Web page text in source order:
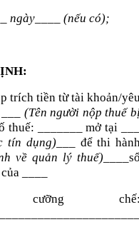
ngày____ (nếu có);
trích tiền từ tài khoản/
(Tên người nộp thuế
thuế: _______ mở tại
tín dụng)___ để thi
về quản lý thuế)
____